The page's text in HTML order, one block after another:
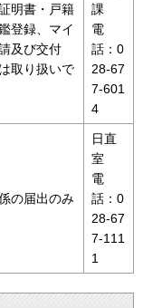
明書・戸籍
登録、マイ
及び交付
取り扱いで
課
電
話：0
28-67
7-601
4
の届出のみ
日直
室
電
話：0
28-67
7-111
1